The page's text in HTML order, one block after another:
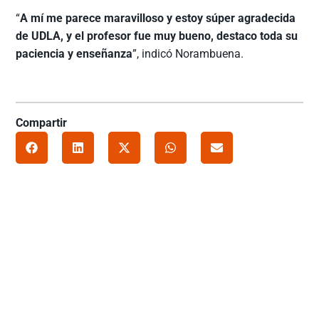
“A mí me parece maravilloso y estoy súper agradecida
de UDLA, y el profesor fue muy bueno, destaco toda su
paciencia y enseñanza”, indicó Norambuena.
Compartir